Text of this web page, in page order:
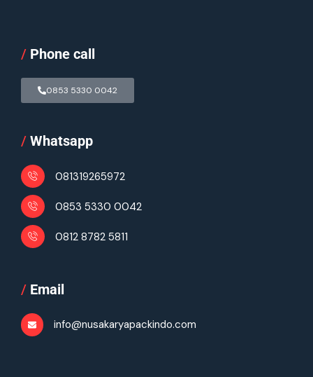
/ Phone call
0853 5330 0042
/ Whatsapp
081319265972
0853 5330 0042
0812 8782 5811
/ Email
info@nusakaryapackindo.com